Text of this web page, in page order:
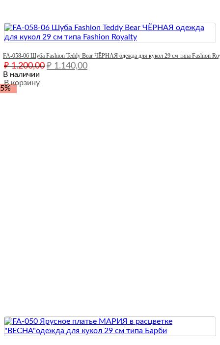
FA-058-06 Шуба Fashion Teddy Bear ЧЁРНАЯ одежда для кукол 29 см типа Fashion
₽1.200,00 Первоначальная
₽ 1.140,00Текущая
В наличии
В корзину